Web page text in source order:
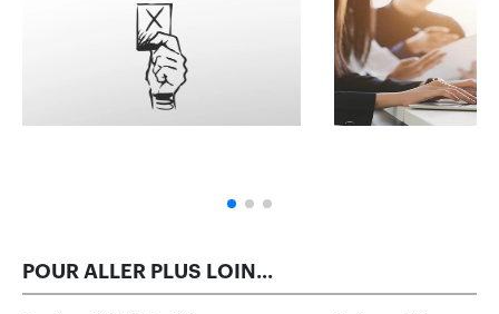
POUR ALLER PLUS LOIN...